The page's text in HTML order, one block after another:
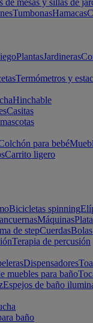
de mesas y sillas de
TumbonasHamacas
PlantasJardineras
Termómetros y
Hinchable
Casitas
para bebé
Carrito ligero
Bicicletas spinning
Máquinas
de stepCuerdas
Terapia de percusión
Dispensadores
muebles para baño
Espejos de baño
baño